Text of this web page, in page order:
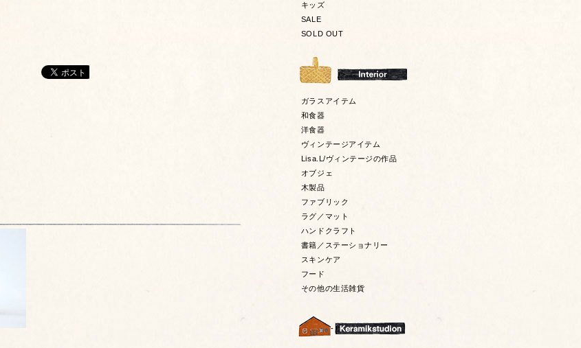
キッズ
SALE
SOLD OUT
ガラスアイテム
和食器
洋食器
ヴィンテージアイテム
Lisa.L/ヴィンテージの作品
オブジェ
木製品
ファブリック
ラグ／マット
ハンドクラフト
書籍／ステーショナリー
スキンケア
フード
その他の生活雑貨